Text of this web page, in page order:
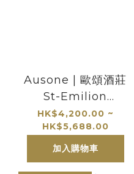
Ausone | 歐頌酒莊
St-Emilion
Premier Grand
Cru Classe A
HK$4,200.00 ~
HK$5,688.00
加入購物車